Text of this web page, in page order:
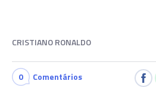
CRISTIANO RONALDO
0 Comentários